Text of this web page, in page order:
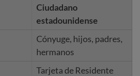
Ciudadano
estadounidense
Cónyuge, hijos, padres,
hermanos
Tarjeta de Residente